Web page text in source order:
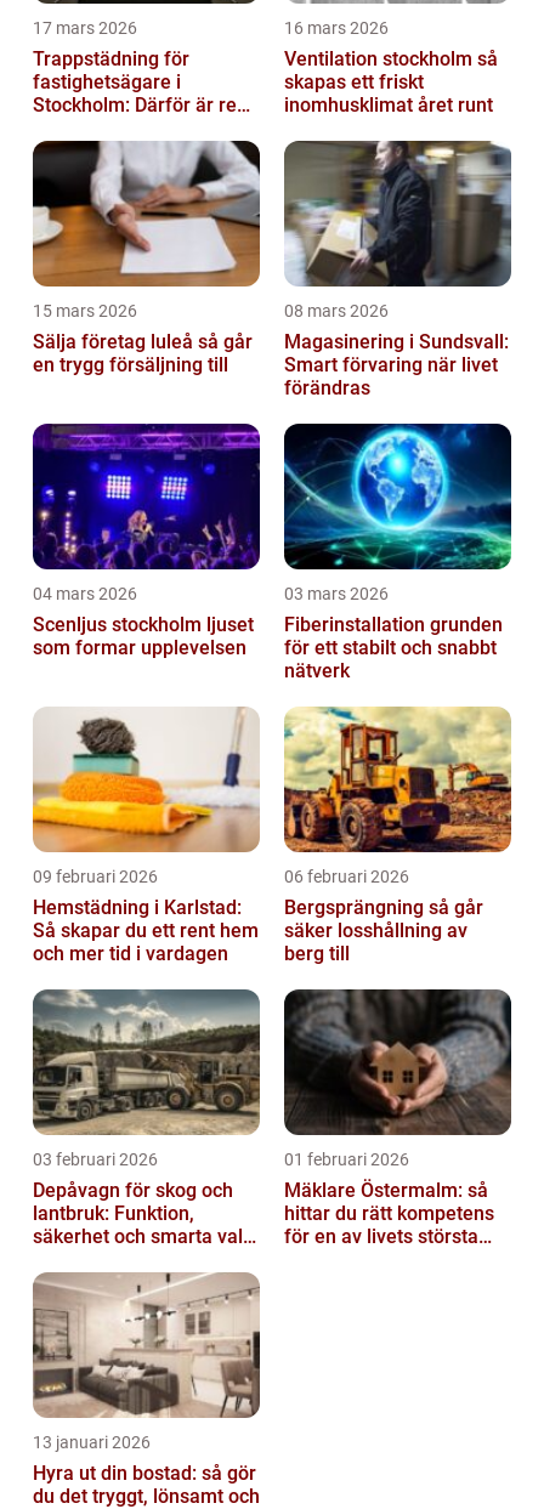
17 mars 2026
Trappstädning för
fastighetsägare i
Stockholm: Därför är rena
investering
16 mars 2026
Ventilation stockholm så
skapas ett friskt
inomhusklimat året runt
15 mars 2026
Sälja företag luleå så går
en trygg försäljning till
08 mars 2026
Magasinering i Sundsvall:
Smart förvaring när livet
förändras
04 mars 2026
Scenljus stockholm ljuset
som formar upplevelsen
03 mars 2026
Fiberinstallation grunden
för ett stabilt och snabbt
nätverk
09 februari 2026
Hemstädning i Karlstad:
Så skapar du ett rent hem
och mer tid i vardagen
06 februari 2026
Bergsprängning så går
säker losshållning av
berg till
03 februari 2026
Depåvagn för skog och
lantbruk: Funktion,
säkerhet och smarta val
01 februari 2026
Mäklare Östermalm: så
hittar du rätt kompetens
för en av livets största
13 januari 2026
Hyra ut din bostad: så gör
du det tryggt, lönsamt och